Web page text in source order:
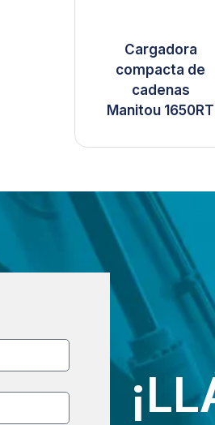
Cargadora
compacta de
cadenas
Manitou 1650RT